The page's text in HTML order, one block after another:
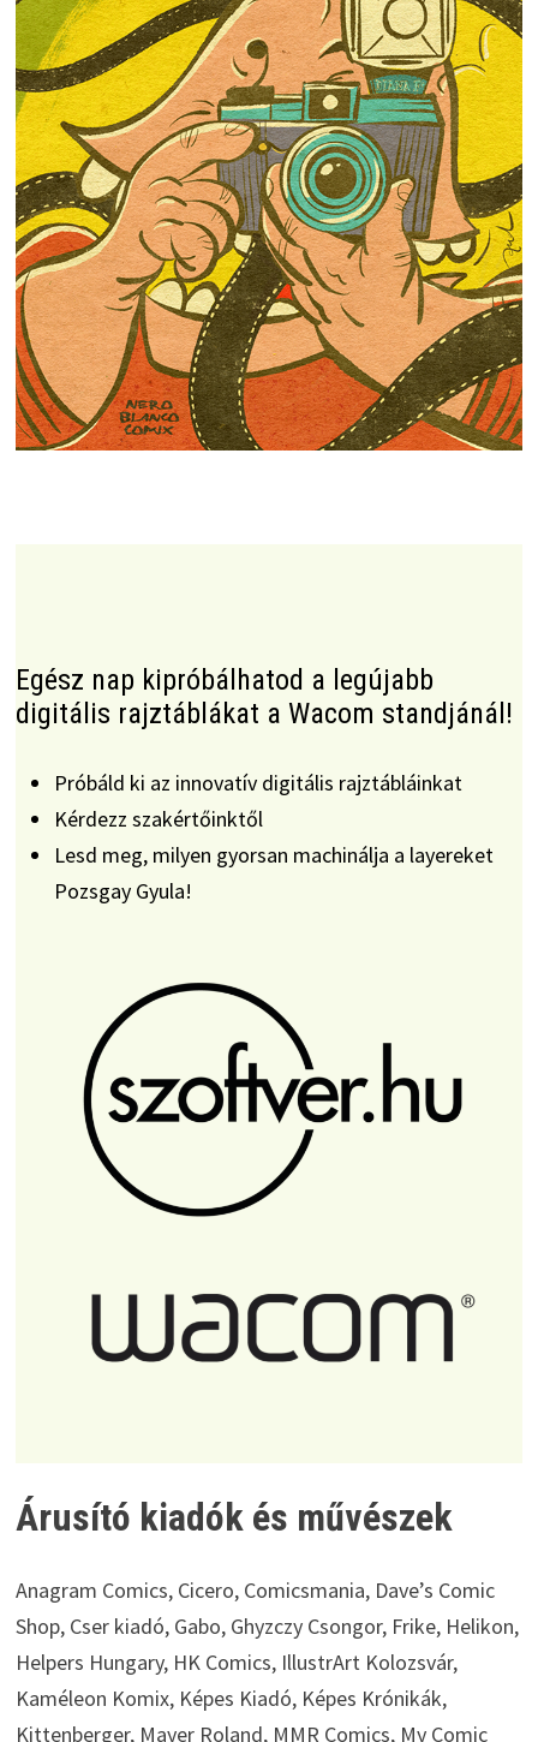
Egész nap kipróbálhatod a legújabb
digitális rajztáblákat a Wacom standjánál!
Próbáld ki az innovatív digitális rajztábláinkat
Kérdezz szakértőinktől
Lesd meg, milyen gyorsan machinálja a layereket
Pozsgay Gyula!
Árusító kiadók és művészek
Anagram Comics, Cicero, Comicsmania, Dave’s Comic
Shop, Cser kiadó, Gabo, Ghyzczy Csongor, Frike, Helikon,
Helpers Hungary, HK Comics, IllustrArt Kolozsvár,
Kaméleon Komix, Képes Kiadó, Képes Krónikák,
Kittenberger, Mayer Roland, MMR Comics, My Comic